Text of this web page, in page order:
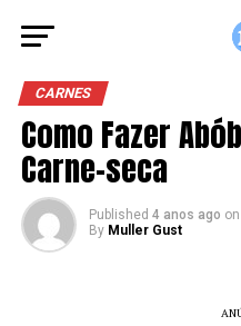
CARNES
Como Fazer
Carne-seca
Published 4 anos ago on
By Muller Gust